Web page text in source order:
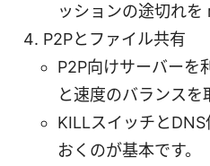
ッションの途切れを
P2Pとファイル共有
P2P向けサーバーを
と速度のバランスを
KILLスイッチと
おくのが基本です。